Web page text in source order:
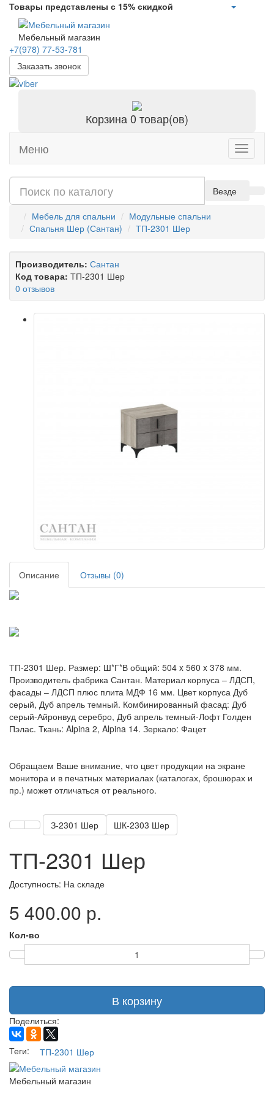
Товары представлены с 15% скидкой
Мебельный магазин
+7(978) 77-53-781
Заказать звонок
Корзина0 товар(ов)
Toggle
Меню
Везде
Мебель для спальни
Модульные спальни
Спальня Шер (Сантан)
ТП-2301 Шер
Производитель: Сантан
Код товара: ТП-2301 Шер
0 отзывов
Описание Отзывы (0)
ТП-2301 Шер. Размер: Ш*Г*В общий: 504 x 560 x 378 мм.
Производитель фабрика Сантан. Материал корпуса – ЛДСП,
фасады – ЛДСП плюс плита МДФ 16 мм. Цвет корпуса Дуб
серый, Дуб апрель темный. Комбинированный фасад: Дуб
серый-Айронвуд серебро, Дуб апрель темный-Лофт Голден
Пэлас. Ткань: Alpina 2, Alpina 14. Зеркало: Фацет
Обращаем Ваше внимание, что цвет продукции на экране
монитора и в печатных материалах (каталогах, брошюрах и
пр.) может отличаться от реального.
З-2301 Шер ШК-2303 Шер
ТП-2301 Шер
Доступность: На складе
5 400.00 р.
Кол-во
В корзину
Поделиться:
Теги: ТП-2301 Шер
Мебельный магазин